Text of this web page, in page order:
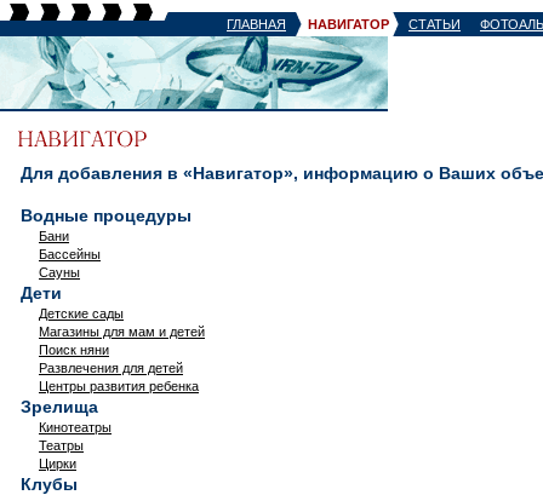
ГЛАВНАЯ НАВИГАТОР СТАТЬИ
Для добавления в «Навигатор», информацию о Ваших
Водные процедуры
Бани
Бассейны
Сауны
Дети
Детские сады
Магазины для мам и детей
Поиск няни
Развлечения для детей
Центры развития ребенка
Зрелища
Кинотеатры
Театры
Цирки
Клубы